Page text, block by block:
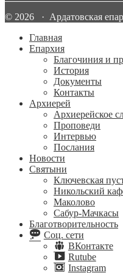
© 2026 · Ардатовская
Главная
Епархия
Благочиния и
История
Документы
Контакты
Архиерей
Архиерейское
Проповеди
Интервью
Послания
Новости
Святыни
Ключевская
Никольский
Маколово
Сабур-Мачкасы
Благотворительность
Соц. сети
ВКонтакте
Rutube
Instagram